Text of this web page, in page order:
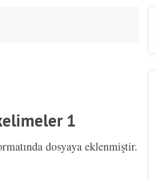
1
dosyaya eklenmiştir.